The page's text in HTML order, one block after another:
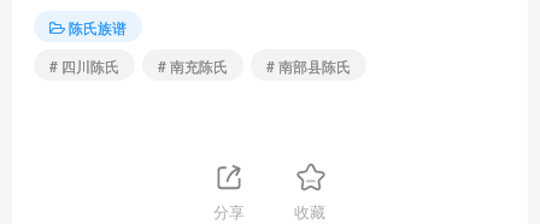
陈氏族谱
# 四川陈氏
# 南充陈氏 # 南部县陈氏
分享 收藏